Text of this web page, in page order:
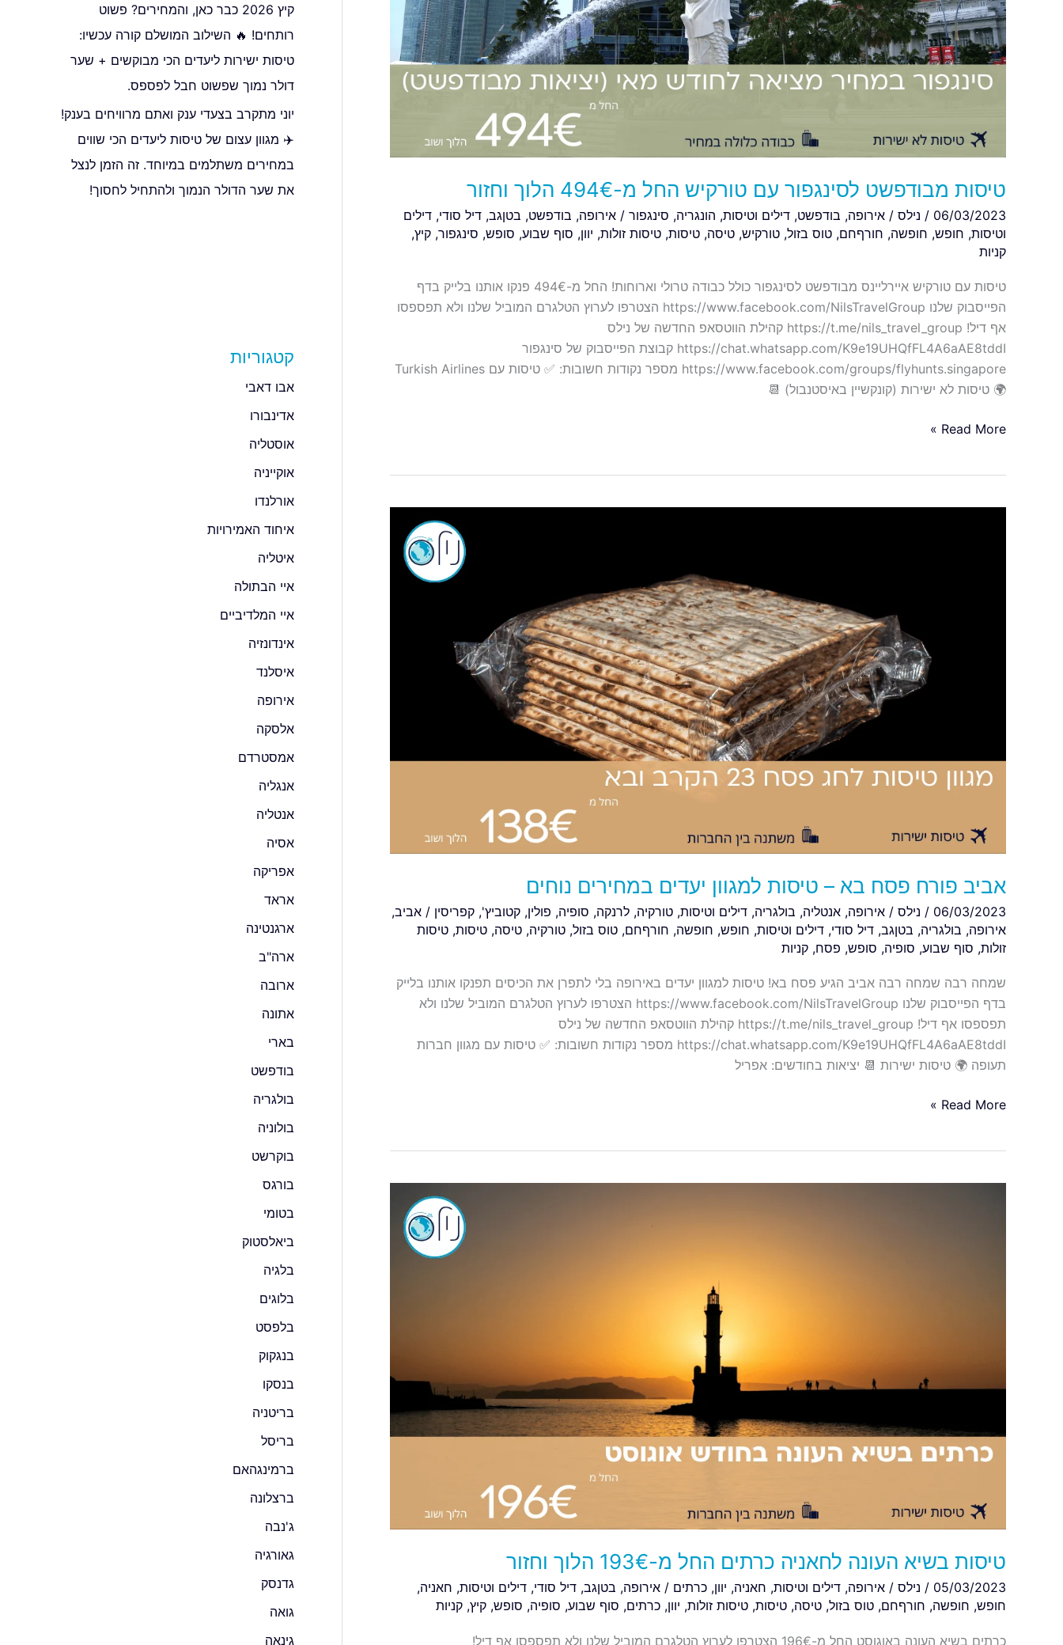
טיסות מבודפשט לסינגפור עם טורקיש החל מ-494€ הלוך וחזור
06/03/2023
/ נילס / אירופה, בודפשט, דילים וטיסות, הונגריה, סינגפור / אירופה, בודפשט, בטןגב, דיל סודי, דילים
וטיסות, חופש, חופשה, חורףחם, טוס בזול, טורקיש, טיסה, טיסות, טיסות זולות, יוון, סוף שבוע, סופש, סינגפור, קיץ,
קניות
טיסות עם טורקיש איירליינס מבודפשט לסינגפור כולל כבודה טרולי וארוחות! החל מ-494€ פנקו אותנו בלייק בדף
הפייסבוק שלנו https://www.facebook.com/NilsTravelGroup הצטרפו לערוץ הטלגרם המוביל שלנו ולא תפספסו
אף דיל! https://t.me/nils_travel_group קהילת הווטסאפ החדשה של נילס
https://chat.whatsapp.com/K9e19UHQfFL4A6aAE8tddI קבוצת הפייסבוק של סינגפור
https://www.facebook.com/groups/flyhunts.singapore מספר נקודות חשובות: ✅ טיסות עם Turkish Airlines
🌍 טיסות לא ישירות (קונקשיין באיסטנבול) 📆
Read More »
אביב פורח פסח בא – טיסות למגוון יעדים במחירים נוחים
06/03/2023
/ נילס / אירופה, אנטליה, בולגריה, דילים וטיסות, טורקיה, לרנקה, סופיה, פולין, קטוביץ', קפריסין / אביב,
אירופה, בולגריה, בטןגב, דיל סודי, דילים וטיסות, חופש, חופשה, חורףחם, טוס בזול, טורקיה, טיסה, טיסות, טיסות
זולות, סוף שבוע, סופיה, סופש, פסח, קניות
שמחה רבה שמחה רבה אביב הגיע פסח בא! טיסות למגוון יעדים באירופה בלי לתפרן את הכיסים תפנקו אותנו בלייק
בדף הפייסבוק שלנו https://www.facebook.com/NilsTravelGroup הצטרפו לערוץ הטלגרם המוביל שלנו ולא
תפספסו אף דיל! https://t.me/nils_travel_group קהילת הווטסאפ החדשה של נילס
https://chat.whatsapp.com/K9e19UHQfFL4A6aAE8tddI מספר נקודות חשובות: ✅ טיסות עם מגוון חברות
תעופה 🌍 טיסות ישירות 📆 יציאות בחודשים: אפריל
Read More »
טיסות בשיא העונה לחאניה כרתים החל מ-193€ הלוך וחזור
05/03/2023
/ נילס / אירופה, דילים וטיסות, חאניה, יוון, כרתים / אירופה, בטןגב, דיל סודי, דילים וטיסות, חאניה,
חופש, חופשה, חורףחם, טוס בזול, טיסה, טיסות, טיסות זולות, יוון, כרתים, סוף שבוע, סופיה, סופש, קיץ, קניות
כרתים בשיא העונה באוגוסט החל מ-196€ הצטרפו לערוץ הטלגרם המוביל שלנו ולא תפספסו אף דיל!
קיץ 2026 כבר כאן, והמחירים? פשוט
רותחים! 🔥 השילוב המושלם קורה עכשיו:
טיסות ישירות ליעדים הכי מבוקשים + שער
דולר נמוך שפשוט חבל לפספס.
יוני מתקרב בצעדי ענק ואתם מרוויחים בענק!
✈️ מגוון עצום של טיסות ליעדים הכי שווים
במחירים משתלמים במיוחד. זה הזמן לנצל
את שער הדולר הנמוך ולהתחיל לחסוך!
קטגוריות
אבו דאבי
אדינבורו
אוסטליה
אוקייניה
אורלנדו
איחוד האמירויות
איטליה
איי הבתולה
איי המלדיביים
אינדונזיה
איסלנד
אירופה
אלסקה
אמסטרדם
אנגליה
אנטליה
אסיה
אפריקה
אראד
ארגנטינה
ארה"ב
ארובה
אתונה
בארי
בודפשט
בולגריה
בולוניה
בוקרשט
בורגס
בטומי
ביאלסטוק
בלגיה
בלוגים
בלפסט
בנגקוק
בנסקו
בריטניה
בריסל
ברמינגהאם
ברצלונה
ג'נבה
גאורגיה
גדנסק
גואה
גינאה